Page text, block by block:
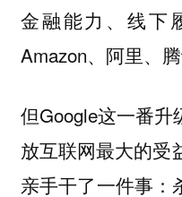
金融能力、线下
Amazon、阿里、腾
但Google这一番
放互联网最大的受
亲手干了一件事：